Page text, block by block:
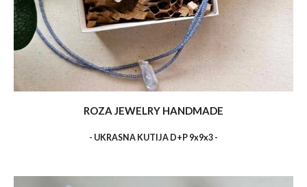
ROZA JEWELRY HANDMADE
- UKRASNA KUTIJA D+P 9x9x3 -